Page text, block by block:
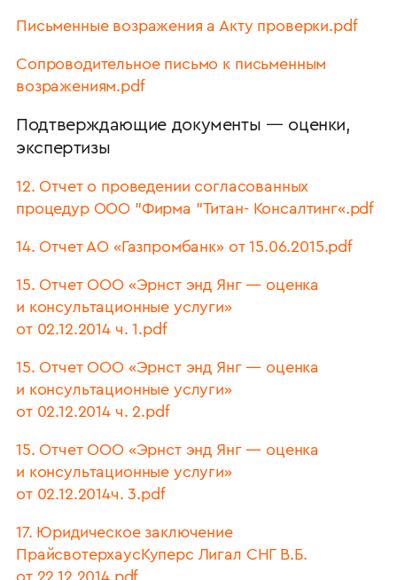
Письменные возражения а Акту проверки.pdf
Сопроводительное письмо к письменным
возражениям.pdf
Подтверждающие документы — оценки,
экспертизы
12. Отчет о проведении согласованных
процедур ООО "Фирма "Титан- Консалтинг«.pdf
14. Отчет АО «Газпромбанк» от 15.06.2015.pdf
15. Отчет ООО «Эрнст энд Янг — оценка
и консультационные услуги»
от 02.12.2014 ч. 1.pdf
15. Отчет ООО «Эрнст энд Янг — оценка
и консультационные услуги»
от 02.12.2014 ч. 2.pdf
15. Отчет ООО «Эрнст энд Янг — оценка
и консультационные услуги»
от 02.12.2014ч. 3.pdf
17. Юридическое заключение
ПрайсвотерхаусКуперс Лигал СНГ В.Б.